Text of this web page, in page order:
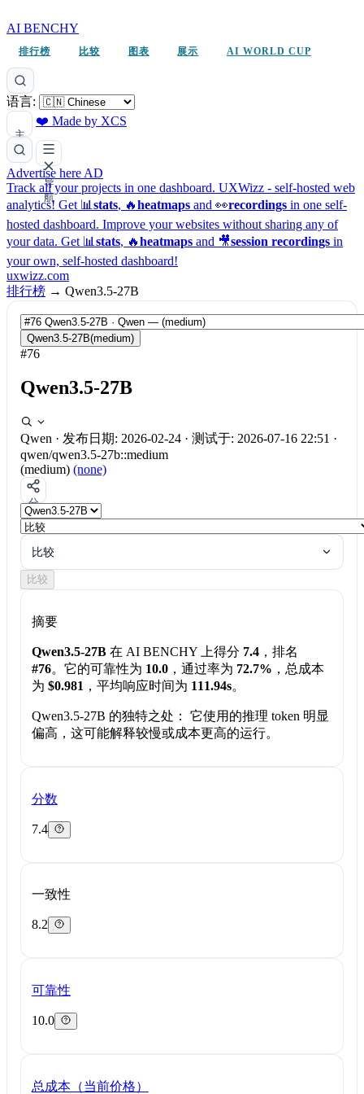
AI BENCHY
排行榜 比较 图表 展示 AI WORLD CUP
语言:
主
题
❤️ Made by XCS
导
航
Advertise here AD
Track all your projects in one dashboard. UXWizz - self-hosted web
analytics! Get 📊 stats, 🔥heatmaps and 👀recordings in one self-
hosted dashboard. Improve your websites without sharing any of
your data. Get 📊 stats, 🔥heatmaps and 🎥session recordings in
your own, self-hosted dashboard!
uxwizz.com
排行榜 → Qwen3.5-27B
Qwen3.5-27B(medium)
#76
Qwen3.5-27B
Qwen · 发布日期: 2026-02-24 · 测试于: 2026-07-16 22:51 ·
qwen/qwen3.5-27b::medium
(medium) (none)
分
享
比较
比较
摘要
Qwen3.5-27B在 AI BENCHY 上得分 7.4，排名
#76。它的可靠性为 10.0，通过率为 72.7% ，总成本
为 $0.981 ，平均响应时间为 111.94s。
Qwen3.5-27B 的独特之处：
它使用的推理 token 明显
偏高，这可能解释较慢或成本更高的运行。
分数
7.4
一致性
8.2
可靠性
10.0
总成本（当前价格）